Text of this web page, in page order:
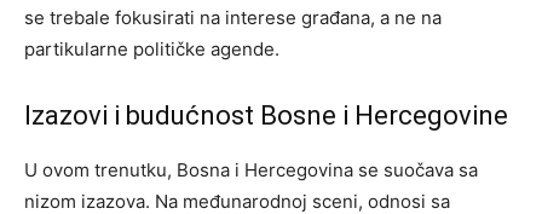
se trebale fokusirati na interese građana, a ne na
partikularne političke agende.
Izazovi i budućnost Bosne i Hercegovine
U ovom trenutku, Bosna i Hercegovina se suočava sa
nizom izazova. Na međunarodnoj sceni, odnosi sa